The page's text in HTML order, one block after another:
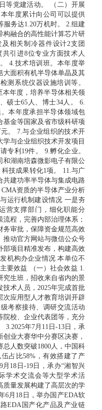
等党建活动。 （二）开展
年度累计向公司可以提供
服务达1.20万机时。 2.组建
构融合的高性能计算芯片研
相关制冷器件设计2支团
引进8位专业方面技术人
4.技术培训班。本年度举
大面积有机半导体单晶及其
测系统仪器设施培训等。
年度，培养半导体相关领
硕士65人、博士34人。 6.
本年度承担半导体领域包
基金等国家及省市级科研项
。 7.与企业组织的技术开
与企业组织技术开发项目
专利19件。 9.孵化企业。
和湖南培森微影电子有限公
技成果转化1项。 11.与广
共建功率半导体与集成电路
资质的半导体产业分析
运行机制建设情况 一是夯
营支撑部门，细化职能分
程，完善内部治理体系；
务审批，保障资金规范高效
推动官方网站与微信公众号
部项目精准发布，构建高效
机构办企业情况 本单位不
要效益 （一）社会效益 1.
究生班，招收来自省内的景
术人员，2025年完成首批
次应用型人才教育培训开辟
考察接待、调研交流活动
院校、企业代表团等，充分
3.2025年7月11日-13日，承
业大赛华中分赛区决赛，
人数突破1800人，中国科
占比58%，有效搭建了产
18日-19日，承办“湘智兴
学术交流会等大型学术活
质量发展构建了高层次的学
6月18日，举办国产EDA软
EDA国产化产品及产业链